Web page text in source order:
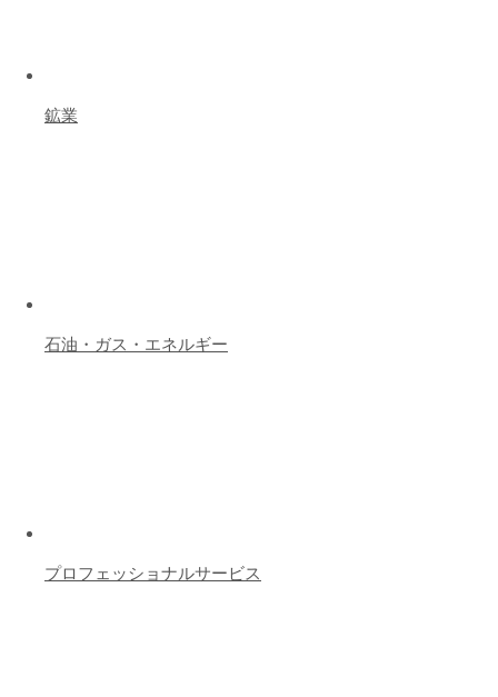
鉱業
石油・ガス・エネルギー
プロフェッショナルサービス